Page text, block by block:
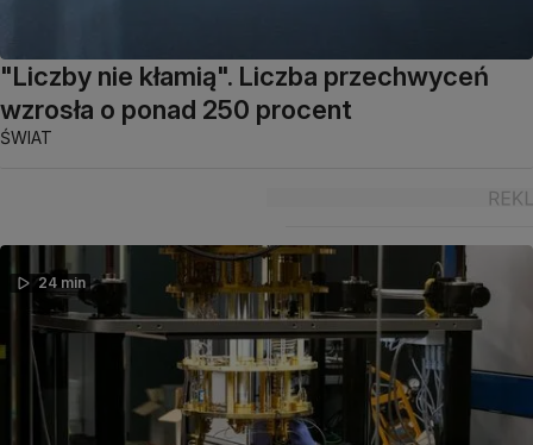
"Liczby nie kłamią". Liczba przechwyceń
wzrosła o ponad 250 procent
ŚWIAT
24 min